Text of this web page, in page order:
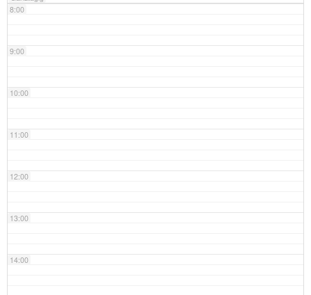
8:00
9:00
10:00
11:00
12:00
13:00
14:00